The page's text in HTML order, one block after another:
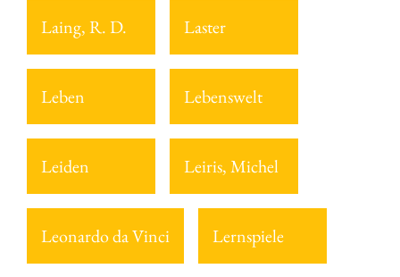
Laing, R. D. Laster
Leben Lebenswelt
Leiden Leiris, Michel
Leonardo da Vinci Lernspiele